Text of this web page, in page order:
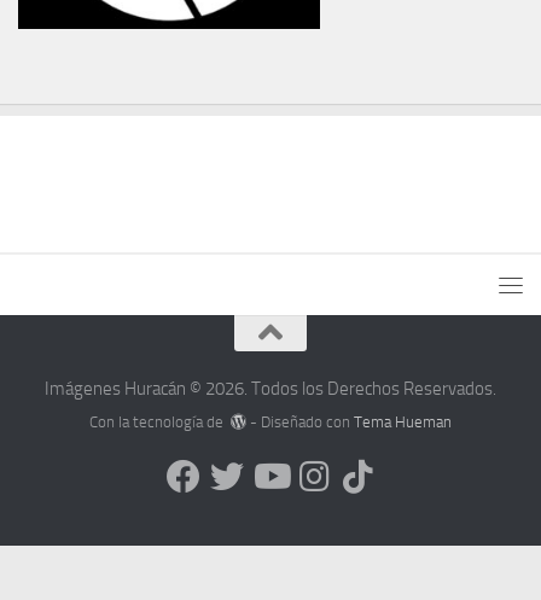
Imágenes Huracán © 2026. Todos los Derechos Reservados.
Con la tecnología de - Diseñado conTema Hueman